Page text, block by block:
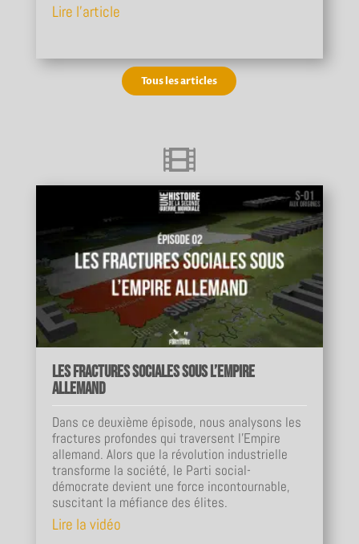
Lire l'article
Tous les articles

Les fractures sociales sous l’Empire
allemand
Dans ce deuxième épisode, nous analysons les
fractures profondes qui traversent l’Empire
allemand. Alors que la révolution industrielle
transforme la société, le Parti social-
démocrate devient une force incontournable,
suscitant la méfiance des élites.
Lire la vidéo